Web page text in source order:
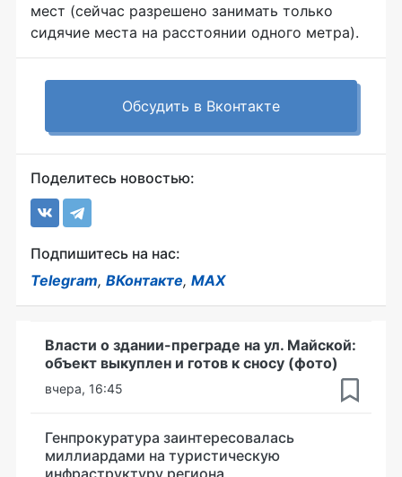
мест (сейчас разрешено занимать только
сидячие места на расстоянии одного метра).
Обсудить в Вконтакте
Поделитесь новостью:
Подпишитесь на нас:
Telegram, ВКонтакте, MAX
Власти о здании-преграде на ул. Майской:
объект выкуплен и готов к сносу (фото)
вчера, 16:45
Генпрокуратура заинтересовалась
миллиардами на туристическую
инфраструктуру региона